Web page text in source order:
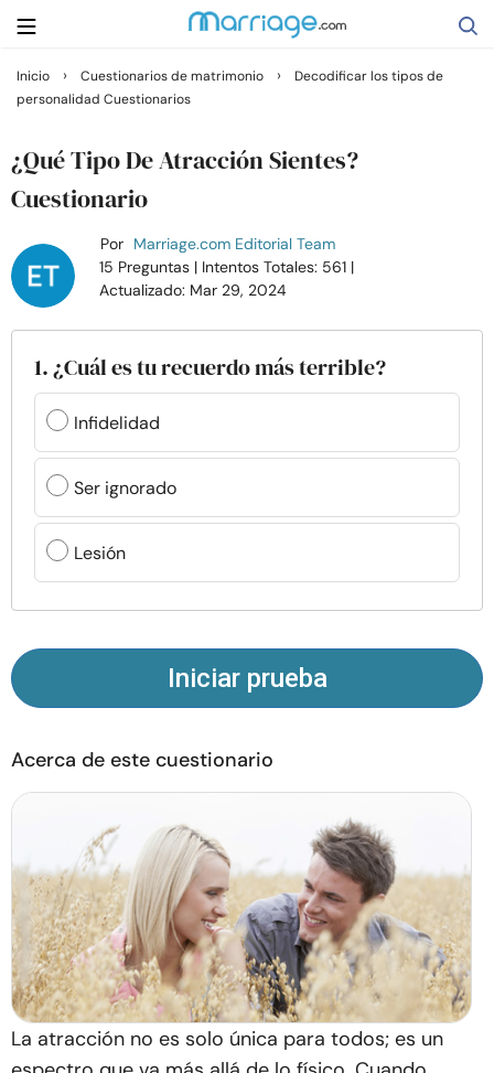
Buscar
Casarse
Relaciones
Familia
Ayuda
Cursos
Recursos
Comunidad
Idioma
Sobre nosotros Contáctanos Escríbenos
Publicidad con
© Copyright 2026. Todos los derechos reservados.
Inicio › Cuestionarios de matrimonio ›
Decodificar los tipos de
personalidad Cuestionarios
¿Qué Tipo De Atracción Sientes?
Cuestionario
Por Marriage.com Editorial Team
15 Preguntas | Intentos Totales: 561 |
Actualizado: Mar 29, 2024
1. ¿Cuál es tu recuerdo más terrible?
Infidelidad
Ser ignorado
Lesión
Iniciar prueba
Acerca de este cuestionario
La atracción no es solo única para todos; es un